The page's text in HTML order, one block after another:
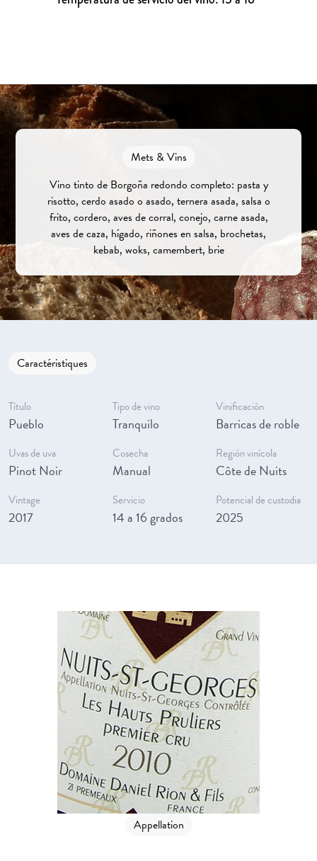
Mets & Vins
Vino tinto de Borgoña redondo completo: pasta y
risotto, cerdo asado o asado, ternera asada, salsa o
frito, cordero, aves de corral, conejo, carne asada,
aves de caza, hígado, riñones en salsa, brochetas,
kebab, woks, camembert, brie
Caractéristiques
Título
Pueblo
Tipo de vino
Tranquilo
Vinificación
Barricas de roble
Uvas de uva
Pinot Noir
Cosecha
Manual
Región vinícola
Côte de Nuits
Vintage
2017
Servicio
14 a 16 grados
Potencial de custodia
2025
Appellation